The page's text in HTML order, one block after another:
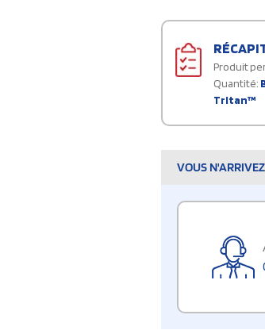
Produit
Quantité:
Tritan™
VOUS